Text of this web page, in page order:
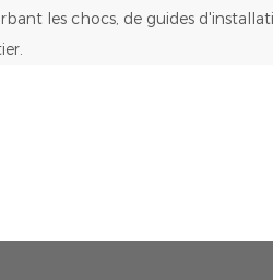
les chocs, de guides